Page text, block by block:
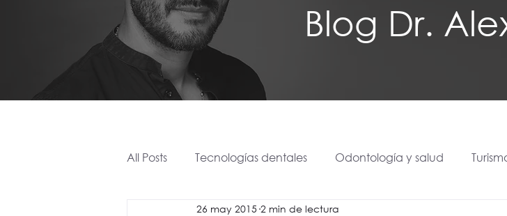
Blog Dr.
All Posts Tecnologías dentales Odontología y salud
26 may 2015 2 min de lectura